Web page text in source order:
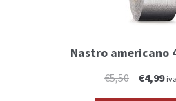
Nastro americano
€5,50 €4,99